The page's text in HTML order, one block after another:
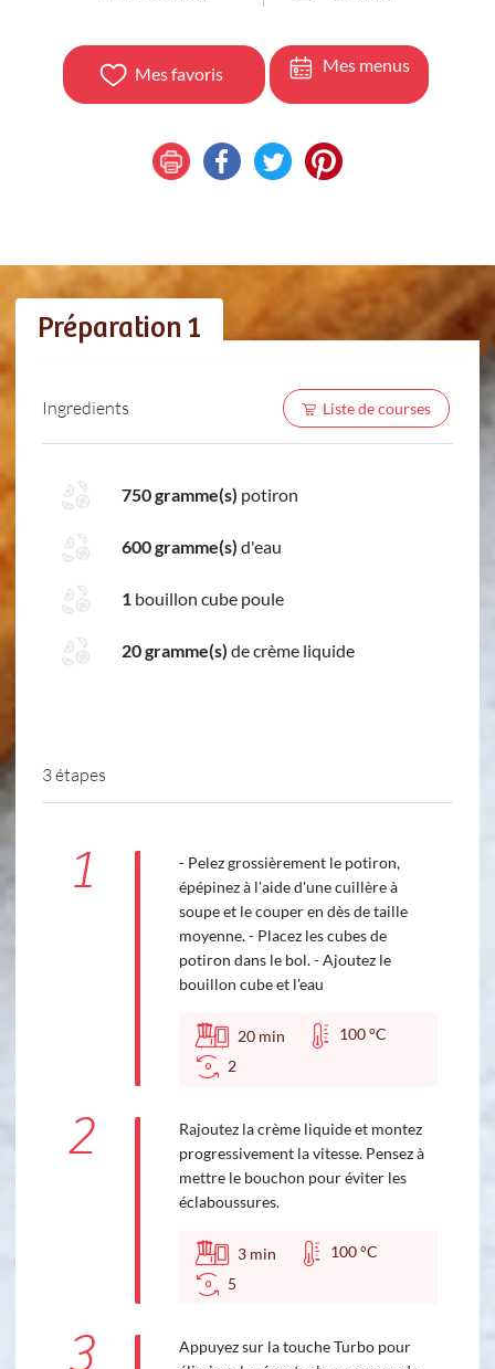
Mes favoris Mes menus
Préparation 1
Ingredients Liste de courses
750 gramme(s) potiron
600 gramme(s) d'eau
1 bouillon cube poule
20 gramme(s) de crème liquide
3 étapes
1
- Pelez grossièrement le potiron,
épépinez à l'aide d'une cuillère à
soupe et le couper en dès de taille
moyenne. - Placez les cubes de
potiron dans le bol. - Ajoutez le
bouillon cube et l'eau
20 min
100 °C
2
2
Rajoutez la crème liquide et montez
progressivement la vitesse. Pensez à
mettre le bouchon pour éviter les
éclaboussures.
3 min
100 °C
5
3
Appuyez sur la touche Turbo pour